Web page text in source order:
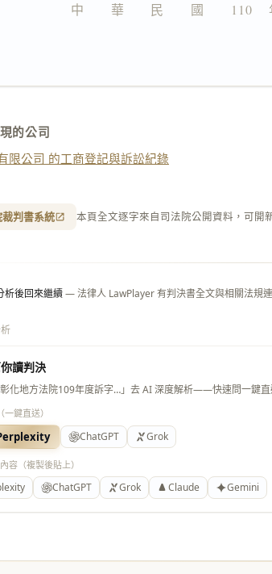
中　　華　　民　　國　　110
的公司
限公司 的工商登記與訴訟紀錄
裁判書系統 本頁全文逐字來自司法院公開資料，可開
析後回來繼續— 法律人 LawPlayer 有判決書全文與相關法規
讀判決
化地方法院109年度訴字…」去 AI 深度解析——快速問一鍵
一鍵直送）
ChatGPT Grok
容（複製後貼上）
ChatGPT Grok Claude Gemini